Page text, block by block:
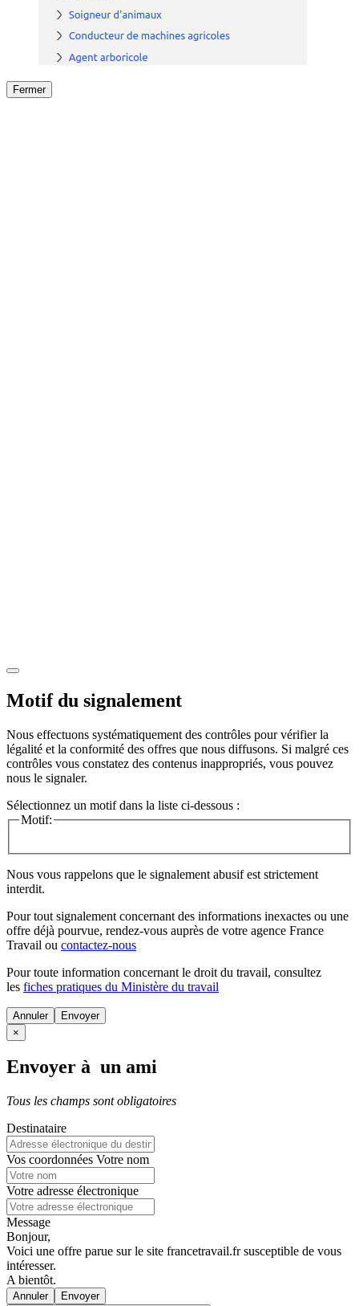
Fermer
Motif du signalement
Nous effectuons systématiquement des contrôles pour vérifier la
légalité et la conformité des offres que nous diffusons. Si malgré ces
contrôles vous constatez des contenus inappropriés, vous pouvez
nous le signaler.
Sélectionnez un motif dans la liste ci-dessous :
Motif:
Nous vous rappelons que le signalement abusif est strictement
interdit.
Pour tout signalement concernant des informations inexactes ou une
offre déjà pourvue, rendez-vous auprès de votre agence France
Travail ou contactez-nous
Pour toute information concernant le droit du travail, consultez
les fiches pratiques du Ministère du travail
Annuler
×
Envoyer à un ami
Tous les champs sont obligatoires
Destinataire
Vos coordonnées Votre nom
Votre adresse électronique
Message
Bonjour,
Voici une offre parue sur le site francetravail.fr susceptible de vous
intéresser.
A bientôt.
Annuler